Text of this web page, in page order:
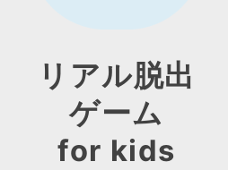
リアル脱出
ゲーム
for kids